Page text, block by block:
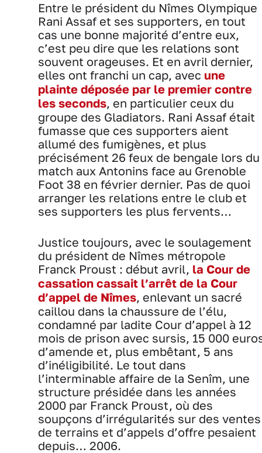
Entre le président du Nîmes Olympique
Rani Assaf et ses supporters, en tout
cas une bonne majorité d’entre eux,
c’est peu dire que les relations sont
souvent orageuses. Et en avril dernier,
elles ont franchi un cap, avec une
plainte déposée par le premier contre
les seconds, en particulier ceux du
groupe des Gladiators. Rani Assaf était
fumasse que ces supporters aient
allumé des fumigènes, et plus
précisément 26 feux de bengale lors du
match aux Antonins face au Grenoble
Foot 38 en février dernier. Pas de quoi
arranger les relations entre le club et
ses supporters les plus fervents…
Justice toujours, avec le soulagement
du président de Nîmes métropole
Franck Proust : début avril, la Cour de
cassation cassait l’arrêt de la Cour
d’appel de Nîmes, enlevant un sacré
caillou dans la chaussure de l’élu,
condamné par ladite Cour d’appel à 12
mois de prison avec sursis, 15 000
d’amende et, plus embêtant, 5 ans
d’inéligibilité. Le tout dans
l’interminable affaire de la Senîm, une
structure présidée dans les années
2000 par Franck Proust, où des
soupçons d’irrégularités sur des ventes
de terrains et d’appels d’offre pesaient
depuis… 2006.